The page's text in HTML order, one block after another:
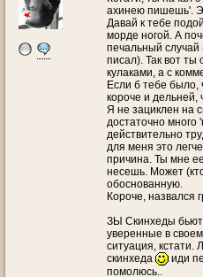
ахинею пишешь'.
Давай к тебе
морде ногой. А
печальный случай
писал). Так вот ты
кулаками, а с
Если б тебе было,
короче и дельней,
Я не зациклен на
достаточно много
действительно
для меня это
причина. Ты мне
несешь. Может
обоснованную.
Короче, назвался
ЗЫ Скинхеды
уверенные в
ситуация,
скинхеда
иди
помолюсь..